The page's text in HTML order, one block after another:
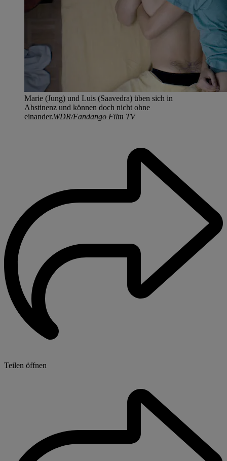
Marie (Jung) und Luis (Saavedra) üben sich in
Abstinenz und können doch nicht ohne
einander.WDR/Fandango Film TV
Teilen öffnen